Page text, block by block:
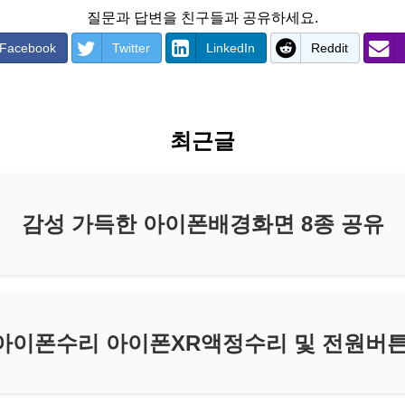
질문과 답변을 친구들과 공유하세요.
Twitter LinkedIn Reddit
최근글
감성 가득한 아이폰배경화면 8종 공유
이폰수리 아이폰XR액정수리 및 전원버